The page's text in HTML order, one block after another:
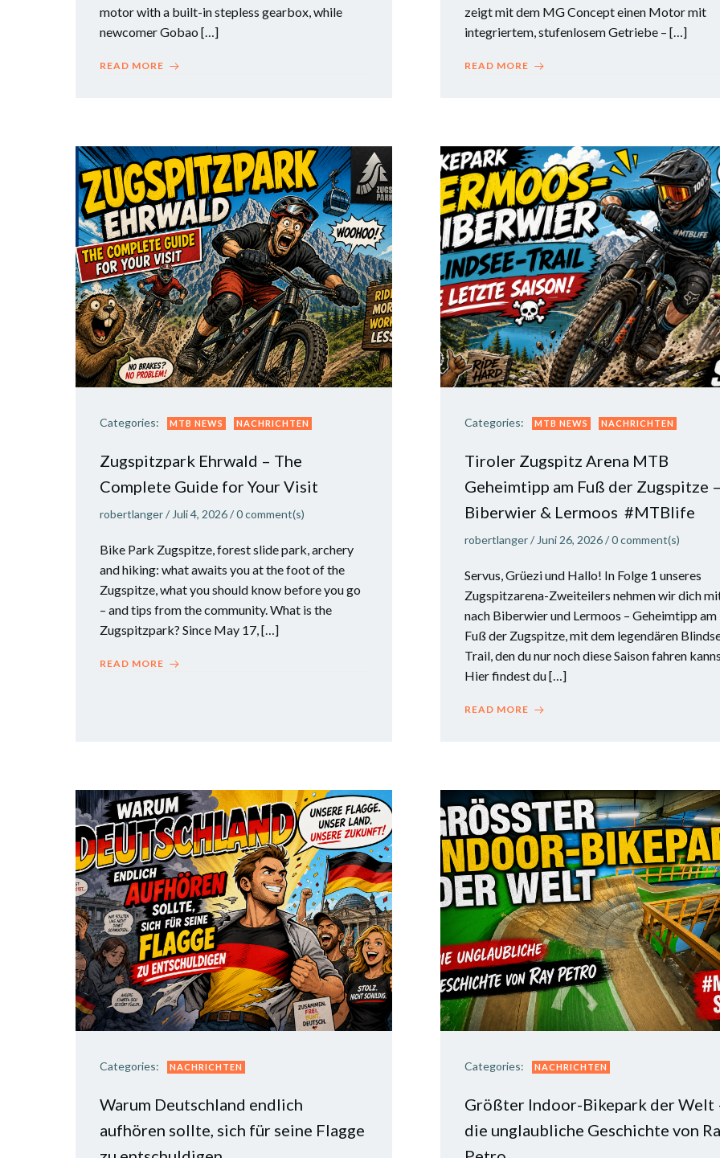
motor with a built-in stepless gearbox, while
newcomer Gobao […]
READ MORE
zeigt mit dem MG Concept einen Motor mit
integriertem, stufenlosem Getriebe – […]
READ MORE
Categories: MTB NEWS NACHRICHTEN
Zugspitzpark Ehrwald – The
Complete Guide for Your Visit
robertlanger/ Juli 4, 2026/0comment(s)
Bike Park Zugspitze, forest slide park, archery
and hiking: what awaits you at the foot of the
Zugspitze, what you should know before you go
– and tips from the community. What is the
Zugspitzpark? Since May 17, […]
READ MORE
Categories: MTB NEWS NACHRICHTEN
Tiroler Zugspitz Arena MTB
Geheimtipp am Fuß der Zugspitze
Biberwier & Lermoos #MTBlife
robertlanger/ Juni 26, 2026/0comment(s)
Servus, Grüezi und Hallo! In Folge 1 unseres
Zugspitzarena-Zweiteilers nehmen wir dich
nach Biberwier und Lermoos – Geheimtipp am
Fuß der Zugspitze, mit dem legendären
Trail, den du nur noch diese Saison fahren
Hier findest du […]
READ MORE
Categories: NACHRICHTEN
Warum Deutschland endlich
aufhören sollte, sich für seine Flagge
Categories: NACHRICHTEN
Größter Indoor-Bikepark der Welt
die unglaubliche Geschichte von